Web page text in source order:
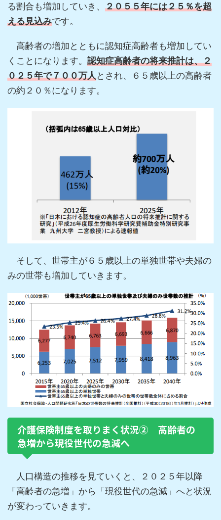
る割合も増加していき、 ２０５５年には２５％を超
える見込みです。
高齢者の増加とともに認知症高齢者も増加してい
くことになります。 認知症高齢者の将来推計は、２
０２５年で７００万人とされ、６５歳以上の高齢者
の約２０％になります。
そして、世帯主が６５歳以上の単独世帯や夫婦の
みの世帯も増加していきます。
介護保険制度を取りまく状況② 高齢者の
急増から現役世代の急減へ
人口構造の推移を見ていくと、２０２５年以降
「高齢者の急増」から「現役世代の急減」へと状況
が変わっていきます。